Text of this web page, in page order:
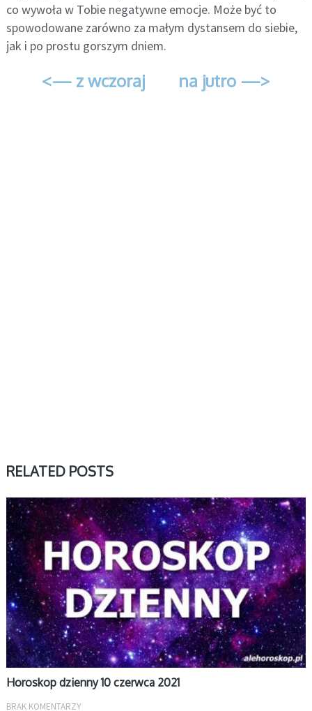
co wywoła w Tobie negatywne emocje. Może być to
spowodowane zarówno za małym dystansem do siebie,
jak i po prostu gorszym dniem.
<— z wczoraj na jutro —>
RELATED POSTS
DZIENNY
Horoskop dzienny 10 czerwca 2021
BRAK KOMENTARZY